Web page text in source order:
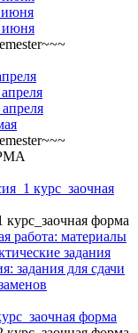
курс_заочная
курс_заочная форма
работа: материалы
задания
задания для сдачи
форма